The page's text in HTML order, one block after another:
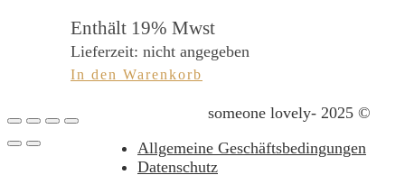
Enthält 19% Mwst
Lieferzeit: nicht angegeben
In den Warenkorb
someone lovely- 2025 ©
Allgemeine Geschäftsbedingungen
Datenschutz